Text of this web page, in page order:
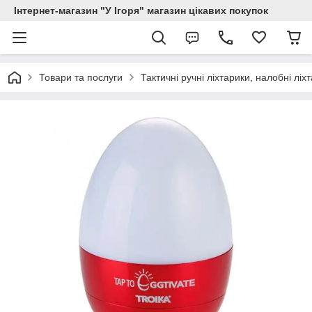
Інтернет-магазин "У Ігоря" магазин цікавих покупок
Товари та послуги Тактичні ручні ліхтарики, налобні